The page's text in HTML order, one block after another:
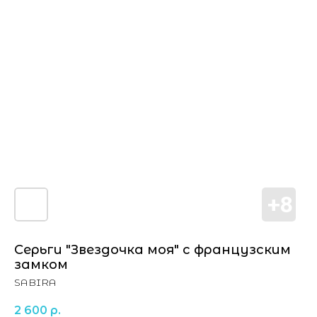
Серьги "Звездочка моя" с французским
замком
SABIRA
2 600 р.